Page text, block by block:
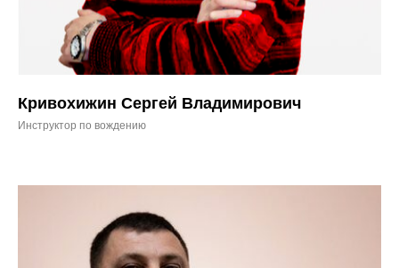
Кривохижин Сергей Владимирович
Инструктор по вождению